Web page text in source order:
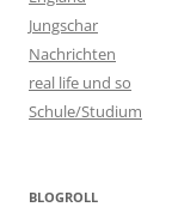
Jungschar
Nachrichten
real life und so
Schule/Studium
BLOGROLL